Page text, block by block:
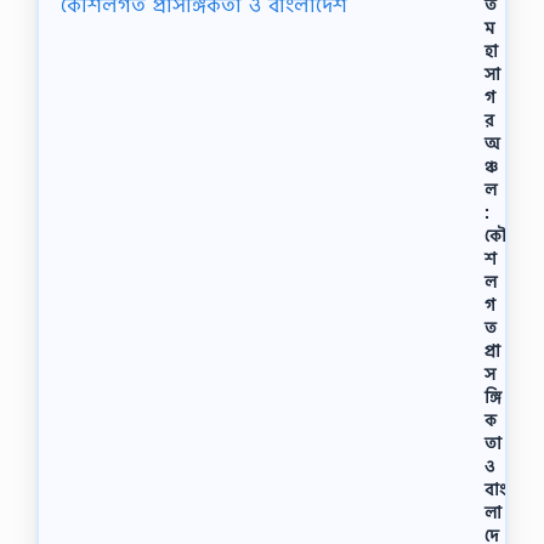
ম
হা
সা
গ
র
অ
ঞ্চ
ল
:
কৌ
শ
ল
গ
ত
প্রা
স
ঙ্গি
ক
তা
ও
বাং
লা
দে